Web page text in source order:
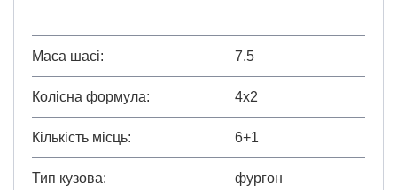
Маса шасі 7.5
Колісна формула 4х2
Кількість місць 6+1
Тип кузова фургон